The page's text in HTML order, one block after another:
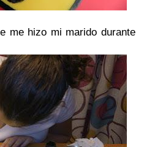
me hizo mi marido durante